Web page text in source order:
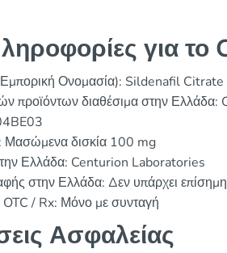
για το
Ονομασία): Sildenafil Citrate
προϊόντων διαθέσιμα στην
Μασώμενα δισκία 100 mg
Ελλάδα: Centurion Laboratories
στην Ελλάδα: Δεν υπάρχει
OTC / Rx: Μόνο με συνταγή
Ασφαλείας